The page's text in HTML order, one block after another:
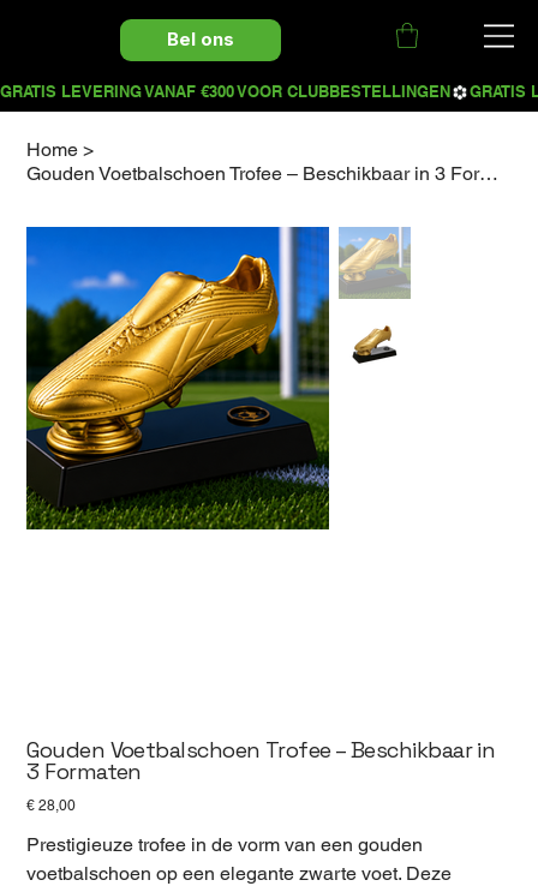
Bel ons
Home >
Gouden Voetbalschoen Trofee – Beschikbaar in 3 Formaten
Gouden Voetbalschoen Trofee – Beschikbaar in
3 Formaten
Prijs
€ 28,00
Prestigieuze trofee in de vorm van een gouden
voetbalschoen op een elegante zwarte voet. Deze